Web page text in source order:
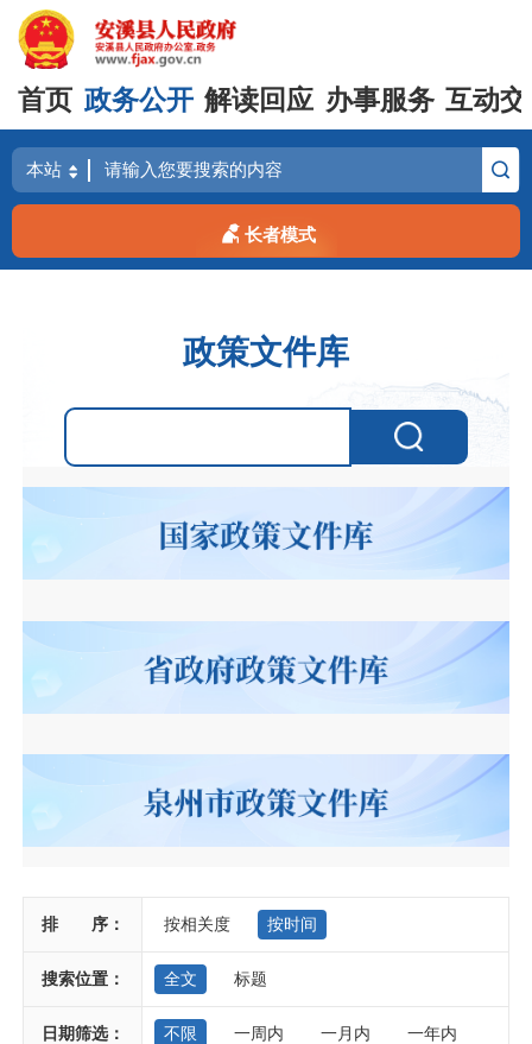
首页 政务公开 解读回应 办事服务 互动
长者模式
政策文件库
排 序： 按相关度 按时间
搜索位置： 全文 标题
日期筛选： 不限 一周内 一月内 一年内